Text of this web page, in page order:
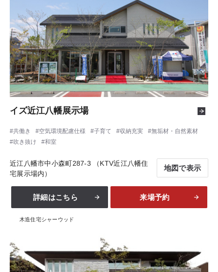
イズ近江八幡展示場
共働き 空気環境配慮仕様 子育て 収納充実
無垢材・自然素材
吹き抜け
和室
近江八幡市中小森町287-3 （KTV近江八幡住
宅展示場内）
地図で表示
詳細はこちら 来場予約
木造住宅シャーウッド